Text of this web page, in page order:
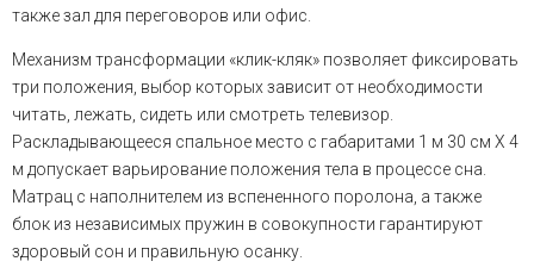
также зал для переговоров или офис.
Механизм трансформации «клик-кляк» позволяет фиксировать
три положения, выбор которых зависит от необходимости
читать, лежать, сидеть или смотреть телевизор.
Раскладывающееся спальное место с габаритами 1 м 30 см Х 4
м допускает варьирование положения тела в процессе сна.
Матрац с наполнителем из вспененного поролона, а также
блок из независимых пружин в совокупности гарантируют
здоровый сон и правильную осанку.